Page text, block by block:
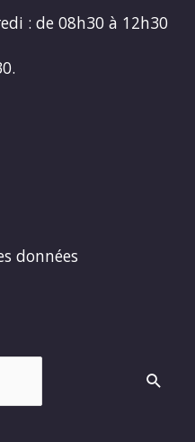
: de 08h30 à 12h30
données